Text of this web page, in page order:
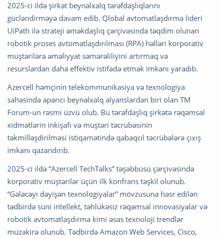
2025-ci ildə şirkət beynəlxalq tərəfdaşlıqlarını
gücləndirməyə davam edib. Qlobal avtomatlaşdırma lideri
UiPath ilə strateji əməkdaşlıq çərçivəsində təqdim olunan
robotik proses avtomatlaşdırılması (RPA) həlləri korporativ
müştərilərə əməliyyat səmərəliliyini artırmaq və
resurslardan daha effektiv istifadə etmək imkanı yaradıb.
Azercell həmçinin telekommunikasiya və texnologiya
sahəsində aparıcı beynəlxalq alyanslardan biri olan TM
Forum-un rəsmi üzvü olub. Bu tərəfdaşlıq şirkətə rəqəmsal
xidmətlərin inkişafı və müştəri təcrübəsinin
təkmilləşdirilməsi istiqamətində qabaqcıl təcrübələrə çıxış
imkanı qazandırıb.
2025-ci ildə “Azercell TechTalks” təşəbbüsü çərçivəsində
korporativ müştərilər üçün ilk konfrans təşkil olunub.
“Gələcəyi dəyişən texnologiyalar” mövzusuna həsr edilən
tədbirdə süni intellekt, təhlükəsiz rəqəmsal innovasiyalar və
robotik avtomatlaşdırma kimi əsas texnoloji trendlər
müzakirə olunub. Tədbirdə Amazon Web Services, Cisco,